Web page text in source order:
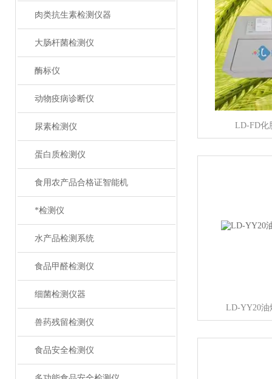
肉类抗生素检测仪器
大肠杆菌检测仪
酶标仪
动物疫病诊断仪
尿素检测仪
蛋白质检测仪
食用农产品合格证智能机
*检测仪
水产品检测系统
食品甲醛检测仪
细菌检测仪器
兽药残留检测仪
食品安全检测仪
LD-FD化
LD-YY20油